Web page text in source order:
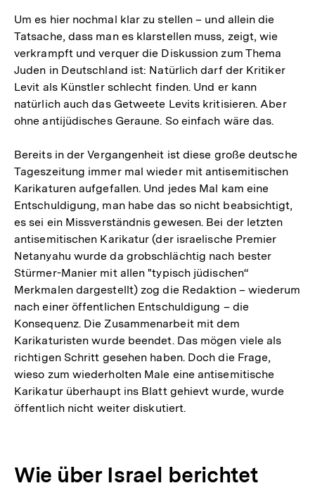
Um es hier nochmal klar zu stellen – und allein die
Tatsache, dass man es klarstellen muss, zeigt, wie
verkrampft und verquer die Diskussion zum Thema
Juden in Deutschland ist: Natürlich darf der Kritiker
Levit als Künstler schlecht finden. Und er kann
natürlich auch das Getweete Levits kritisieren. Aber
ohne antijüdisches Geraune. So einfach wäre das.
Bereits in der Vergangenheit ist diese große deutsche
Tageszeitung immer mal wieder mit antisemitischen
Karikaturen aufgefallen. Und jedes Mal kam eine
Entschuldigung, man habe das so nicht beabsichtigt,
es sei ein Missverständnis gewesen. Bei der letzten
antisemitischen Karikatur (der israelische Premier
Netanyahu wurde da grobschlächtig nach bester
Stürmer-Manier mit allen "typisch jüdischen“
Merkmalen dargestellt) zog die Redaktion – wiederum
nach einer öffentlichen Entschuldigung – die
Konsequenz. Die Zusammenarbeit mit dem
Karikaturisten wurde beendet. Das mögen viele als
richtigen Schritt gesehen haben. Doch die Frage,
wieso zum wiederholten Male eine antisemitische
Karikatur überhaupt ins Blatt gehievt wurde, wurde
öffentlich nicht weiter diskutiert.
Wie über Israel berichtet